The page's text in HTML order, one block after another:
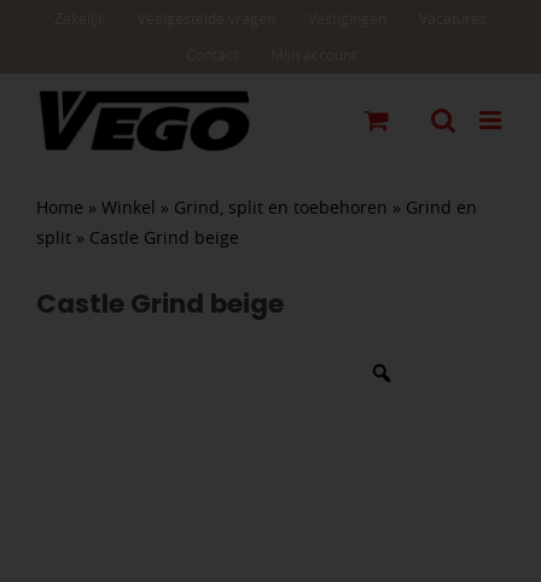
Home » Winkel » Grind, split en toebehoren » Grind en
split» Castle Grind beige
Castle Grind beige